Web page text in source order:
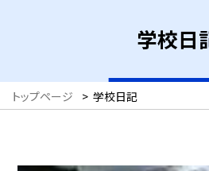
学校日
トップページ > 学校日記